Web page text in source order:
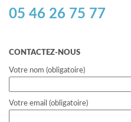
05 46 26 75 77
CONTACTEZ-NOUS
Votre nom (obligatoire)
Votre email (obligatoire)